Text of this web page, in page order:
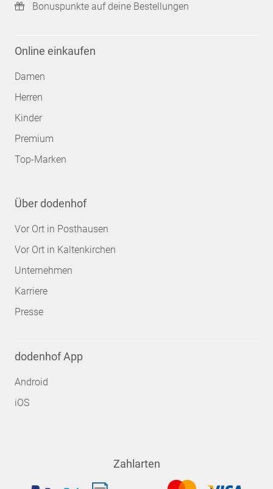
Bonuspunkte auf deine Bestellungen
Online einkaufen
Damen
Herren
Kinder
Premium
Top-Marken
Über dodenhof
Vor Ort in Posthausen
Vor Ort in Kaltenkirchen
Unternehmen
Karriere
Presse
dodenhof App
Android
iOS
Zahlarten